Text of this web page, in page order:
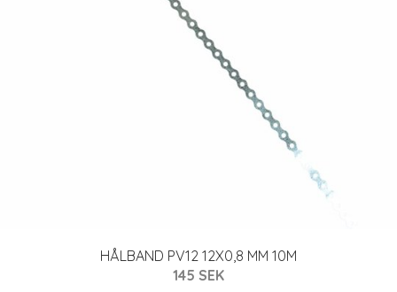
HÅLBAND PV12 12X0,8 MM 10M
145 SEK